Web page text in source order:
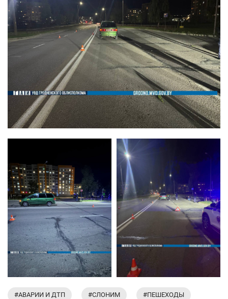
#АВАРИИ И ДТП #СЛОНИМ #ПЕШЕХОДЫ